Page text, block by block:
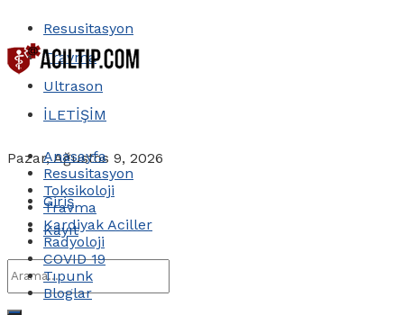
Resusitasyon
Travma
Ultrason
İLETİŞİM
Pazar, Ağustos 9, 2026
Giriş
Kayıt
Anasayfa
Resusitasyon
Toksikoloji
Travma
Kardiyak Aciller
Radyoloji
COVID 19
Tıpunk
Bloglar